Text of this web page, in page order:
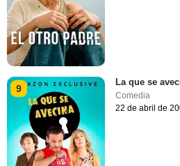
9
La que se
Comedia
22 de abril de